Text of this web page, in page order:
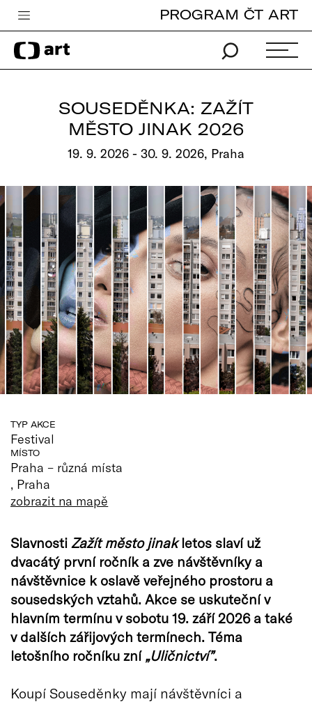
Česká televize
Zpravodajství
Vše o ČT
PROGRAM ČT ART
SOUSEDĚNKA: ZAŽÍT
MĚSTO JINAK 2026
19. 9. 2026 - 30. 9. 2026, Praha
TYP AKCE
Festival
MÍSTO
Praha – různá místa
, Praha
zobrazit na mapě
Slavnosti Zažít město jinakletos slaví už
dvacátý první ročník a zve návštěvníky a
návštěvnice k oslavě veřejného prostoru a
sousedských vztahů. Akce se uskuteční v
hlavním termínu v sobotu 19. září 2026 a také
v dalších zářijových termínech. Téma
letošního ročníku zní „Uličnictví”.
Koupí Souseděnky mají návštěvníci a